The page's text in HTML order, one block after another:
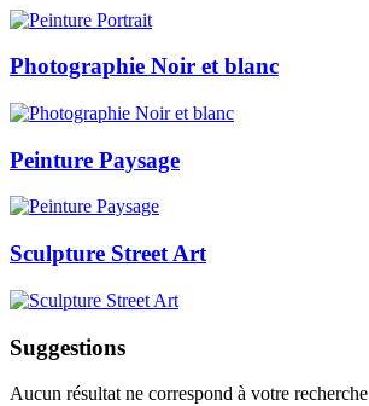
Photographie Noir et blanc
Peinture Paysage
Sculpture Street Art
Suggestions
Aucun résultat ne correspond à votre